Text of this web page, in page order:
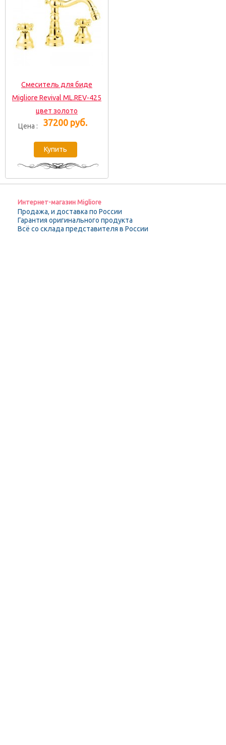
Смеситель для биде
Migliore Revival ML.REV-425
цвет золото
Цена :
37200 руб.
Интернет-магазин Migliore
Продажа, и доставка по России
Гарантия оригинального продукта
Всё со склада представителя в России